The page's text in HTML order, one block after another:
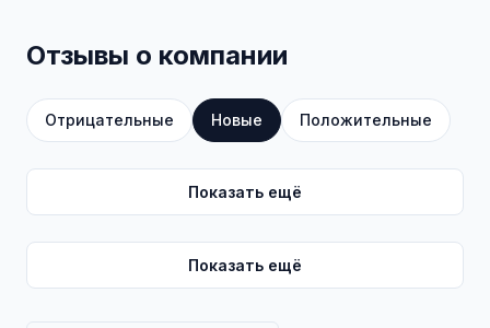
Отзывы о компании
Отрицательные Новые Положительные
Показать ещё
Показать ещё